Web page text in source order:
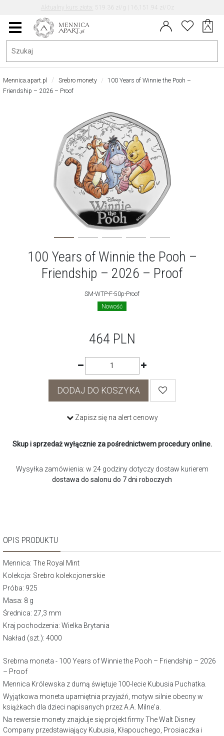
Aktualny kurs EUR/PLN: 4.30 Data aktualizacji kursu: 2026-08-08 08:28
Menu
główne
Mennica.apart.pl Srebro monety
100 Years of Winnie the Pooh –
Friendship – 2026 – Proof
100 Years of Winnie the Pooh –
Friendship – 2026 – Proof
SM-WTP-F-50p-Proof
Nowość
464 PLN
DODAJ DO KOSZYKA
Zapisz się na alert cenowy
Skup i sprzedaż wyłącznie za pośrednictwem procedury online.
Wysyłka zamówienia: w 24 godziny dotyczy dostaw kurierem
dostawa do salonu do 7 dni roboczych
OPIS PRODUKTU
Mennica: The Royal Mint
Kolekcja: Srebro kolekcjonerskie
Próba: 925
Masa: 8 g
Średnica: 27,3 mm
Kraj pochodzenia: Wielka Brytania
Nakład (szt.): 4000
Srebrna moneta - 100 Years of Winnie the Pooh – Friendship – 2026
– Proof
Mennica Królewska z dumą świętuje 100-lecie Kubusia Puchatka.
Wyjątkowa moneta upamiętnia przyjaźń, motyw silnie obecny w
książkach dla dzieci napisanych przez A.A. Milne'a.
Na rewersie monety znajduje się projekt firmy The Walt Disney
Company przedstawiający Kubusia, Kłapouchego, Prosiaczka i